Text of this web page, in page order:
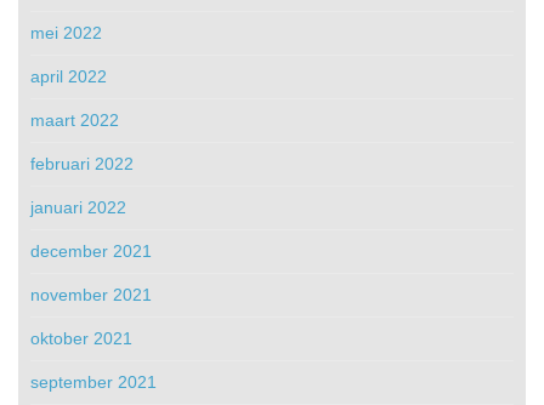
mei 2022
april 2022
maart 2022
februari 2022
januari 2022
december 2021
november 2021
oktober 2021
september 2021